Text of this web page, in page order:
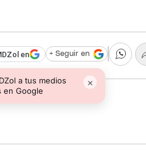
en
a tus medios
en Google
×
+ Seguir en